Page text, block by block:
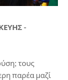
-
τους
παρέα μαζί